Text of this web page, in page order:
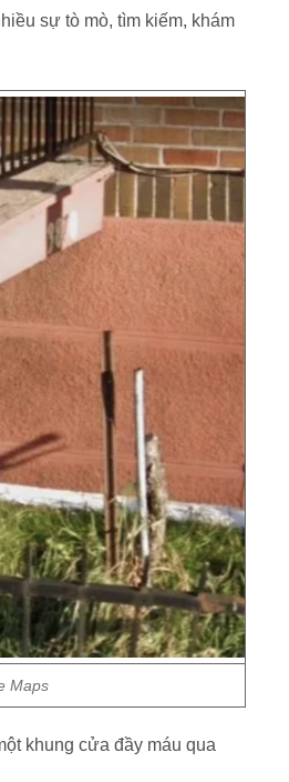
sự tò mò, tìm kiếm, khám
Maps
khung cửa đầy máu qua